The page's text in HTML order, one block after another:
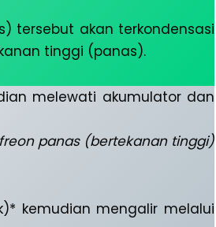
tersebut akan terkondensasi
tinggi (panas).
melewati akumulator dan
panas (bertekanan tinggi)
kemudian mengalir melalui